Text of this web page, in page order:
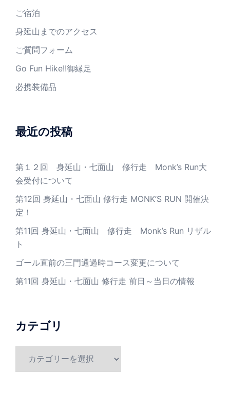
ご宿泊
身延山までのアクセス
ご質問フォーム
Go Fun Hike!!御縁足
必携装備品
最近の投稿
第１２回 身延山・七面山 修行走 Monk’s Run大
会受付について
第12回 身延山・七面山 修行走 MONK’S RUN 開催決
定！
第11回 身延山・七面山 修行走 Monk’s Run リザル
ト
ゴール直前の三門通過時コース変更について
第11回 身延山・七面山 修行走 前日～当日の情報
カテゴリ